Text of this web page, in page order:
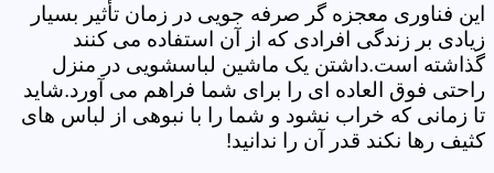
این فناوری معجزه گر صرفه جویی در زمان تأثیر بسیار
زیادی بر زندگی افرادی که از آن استفاده می کنند
گذاشته است.داشتن یک ماشین لباسشویی در منزل
راحتی فوق العاده ای را برای شما فراهم می آورد.شاید
تا زمانی که خراب نشود و شما را با نبوهی از لباس های
کثیف رها نکند قدر آن را ندانید!